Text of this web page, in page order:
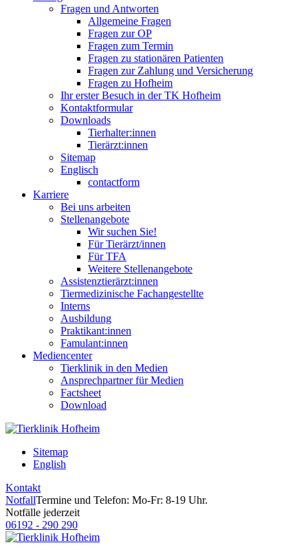
Fragen und Antworten
Allgemeine Fragen
Fragen zur OP
Fragen zum Termin
Fragen zu stationären Patienten
Fragen zur Zahlung und Versicherung
Fragen zu Hofheim
Ihr erster Besuch in der TK Hofheim
Kontaktformular
Downloads
Tierhalter:innen
Tierärzt:innen
Sitemap
Englisch
contactform
Karriere
Bei uns arbeiten
Stellenangebote
Wir suchen Sie!
Für Tierärzt/innen
Für TFA
Weitere Stellenangebote
Assistenztierärzt:innen
Tiermedizinische Fachangestellte
Interns
Ausbildung
Praktikant:innen
Famulant:innen
Mediencenter
Tierklinik in den Medien
Ansprechpartner für Medien
Factsheet
Download
Sitemap
English
Kontakt
NotfallTermine und Telefon: Mo-Fr: 8-19 Uhr.
Notfälle jederzeit
06192 - 290 290